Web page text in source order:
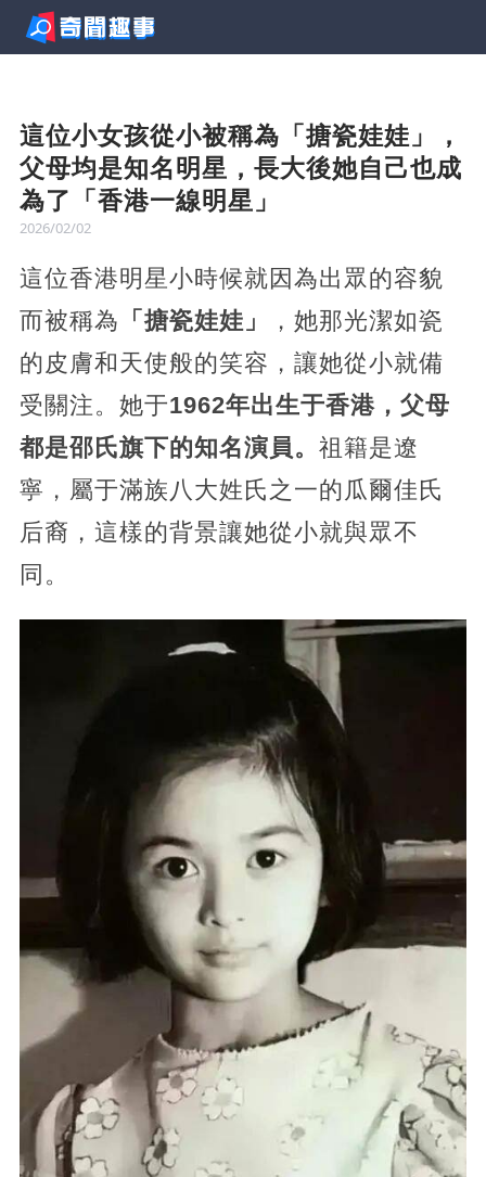
這位小女孩從小被稱為「搪瓷娃娃」，
父母均是知名明星，長大後她自己也成
為了「香港一線明星」
2026/02/02
這位香港明星小時候就因為出眾的容貌
而被稱為 「搪瓷娃娃」
，她那光潔如瓷
的皮膚和天使般的笑容，讓她從小就備
受關注。她于1962年出生于香港，父母
都是邵氏旗下的知名演員。 祖籍是遼
寧，屬于滿族八大姓氏之一的瓜爾佳氏
后裔，這樣的背景讓她從小就與眾不
同。